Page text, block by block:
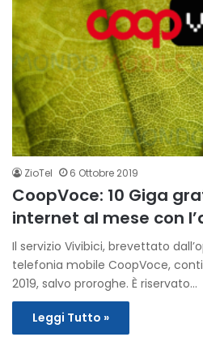
ZioTel 6 Ottobre 2019
CoopVoce: 10 Giga
internet al mese con
Il servizio Vivibici, brevettato
telefonia mobile CoopVoce,
2019, salvo proroghe. È riservato…
Leggi Tutto »